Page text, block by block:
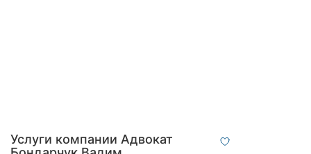
города:
Услуги компании Адвокат